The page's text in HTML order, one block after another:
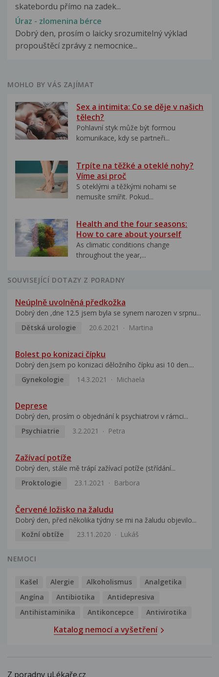
skatebordu přímo na zadek...
Úraz - zlomenina bérce
Dobrý den, prosím o laicky srozumitelný výklad
propouštěcí zprávy z nemocnice...
MOHLO BY VÁS ZAJÍMAT
Sex a intimita: Co se děje v našich
tělech?
Pohlavní styk může být formou
komunikace, kdy se partneři...
Trpíte na těžké a oteklé nohy?
Víme asi proč
S oteklými a těžkými nohami se
nemusíte smířit. Pokud...
Health and the four seasons:
How to care about yourself
As climatic conditions change
throughout the year,...
SOUVISEJÍCÍ DOTAZY Z PORADNY
Neúplně uvolněná předkožka
Dobrý den ,dne 12.5 jsem byla se synem narozen v srpnu...
Dětská urologie
20.6.2021 Martina
Bolest po konizaci čípku
Dobrý den.Jsem po konizaci děložního čípku asi 10 den....
Gynekologie
14.3.2021 Michaela
Deprese
Dobrý den, prosím o objednání k psychiatrovi v rámci...
Psychiatrie
3.2.2021 Petra
Zažívací potíže
Dobrý den, stále mě trápí zažívací potíže (střídání...
Proktologie
23.1.2021 Barbora
Červené ložisko na žaludu
Dobrý den, před několika týdny se mi na žaludu objevilo...
Kožní obtíže
23.11.2020 Lukáš
NEMOCI
Kašel Alergie Alkoholismus
Analgetika
Angína
Antibiotika
Antidepresiva
Antihistaminika
Antikoncepce Antivirotika
Katalog nemocí a vyšetření
Z poradny uLékaře.cz